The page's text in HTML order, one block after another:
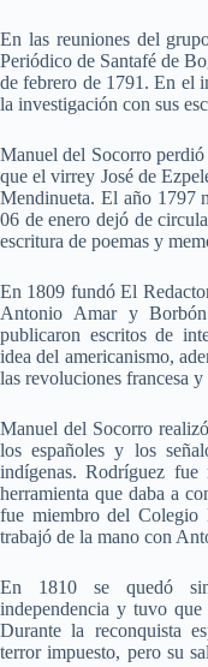
En las reuniones del
Periódico de Santafé de
de febrero de 1791. En el
la investigación con sus
Manuel del Socorro
que el virrey José de
Mendinueta. El año 1797
06 de enero dejó de
escritura de poemas y
En 1809 fundó El
Antonio Amar y
publicaron escritos de
idea del americanismo,
las revoluciones francesa y
Manuel del Socorro
los españoles y los
indígenas. Rodríguez
herramienta que daba a
fue miembro del Colegio
trabajó de la mano con
En 1810 se quedó
independencia y tuvo
Durante la reconquista
terror impuesto, pero su